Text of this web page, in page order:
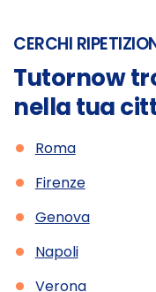
CERCHI
Tutornow
nella tua
• Roma
• Firenze
• Genova
• Napoli
Verona